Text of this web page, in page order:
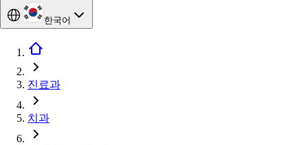
한국어
진료과
치과